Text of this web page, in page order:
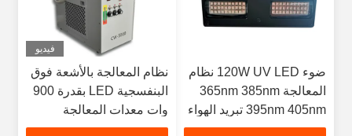
ضوء 120W UV LED نظام
المعالجة 365nm 385nm
395nm 405nm تبريد الهواء
فيديو
نظام المعالجة بالأشعة فوق
البنفسجية LED بقدرة 900
وات معدات المعالجة
بالأشعة فوق البنفسجية